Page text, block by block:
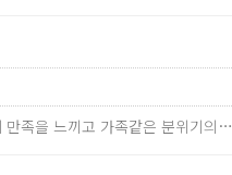
만족을 느끼고 가족같은 분위기의…